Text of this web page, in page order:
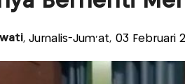
, Jurnalis-Jum'at, 03 Februari